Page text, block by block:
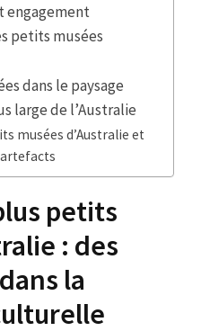
engagement
petits musées
dans le paysage
large de l’Australie
musées d’Australie et
petits
: des
la